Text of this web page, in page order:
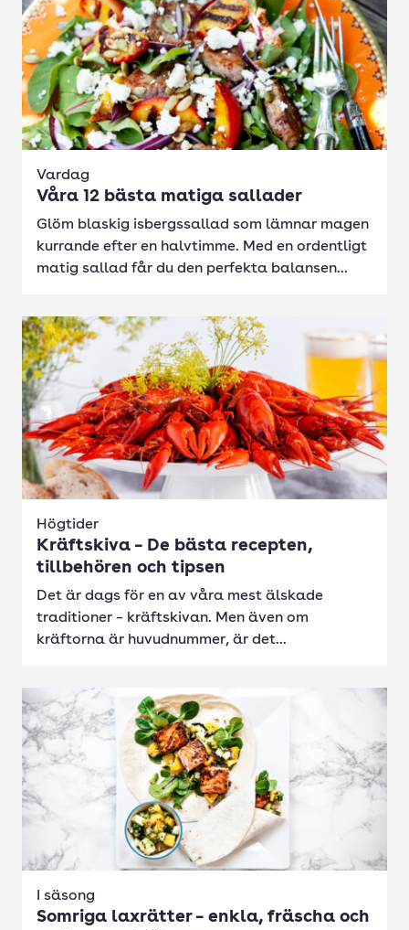
Vardag
Våra 12 bästa matiga sallader
Glöm blaskig isbergssallad som lämnar magen
kurrande efter en halvtimme. Med en ordentligt
matig sallad får du den perfekta balansen...
Högtider
Kräftskiva – De bästa recepten,
tillbehören och tipsen
Det är dags för en av våra mest älskade
traditioner – kräftskivan. Men även om
kräftorna är huvudnummer, är det...
I säsong
Somriga laxrätter – enkla, fräscha och